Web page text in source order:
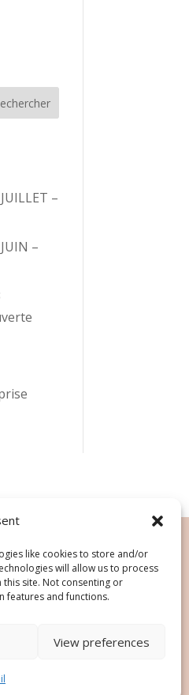
like cookies to store and/or
will allow us to process
site. Not consenting or
features and functions.
View preferences
–
–
des